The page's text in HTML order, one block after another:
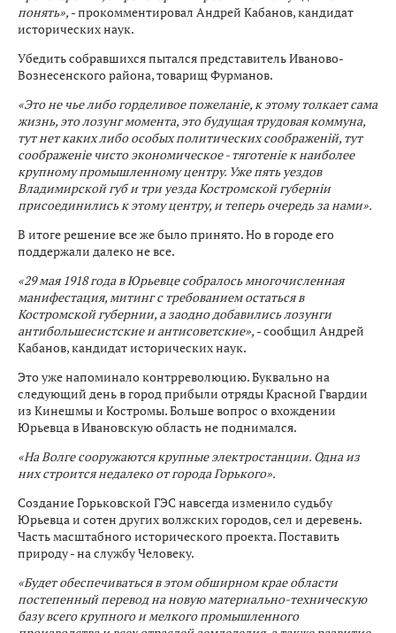
понять», - прокомментировал Андрей Кабанов, кандидат
исторических наук.
Убедить собравшихся пытался представитель Иваново-
Вознесенского района, товарищ Фурманов.
«Это не чье либо горделивое пожеланiе, к этому толкает сама
жизнь, это лозунг момента, это будущая трудовая коммуна,
тут нет каких либо особых политических соображенiй, тут
соображенiе чисто экономическое - тяготенiе к наиболее
крупному промышленному центру. Уже пять уездов
Владимирской губ и три уезда Костромской губернiи
присоединились к этому центру, и теперь очередь за нами».
В итоге решение все же было принято. Но в городе его
поддержали далеко не все.
«29 мая 1918 года в Юрьевце собралось многочисленная
манифестация, митинг с требованием остаться в
Костромской губернии, а заодно добавились лозунги
антибольшесистские и антисоветские», - сообщил Андрей
Кабанов, кандидат исторических наук.
Это уже напоминало контрреволюцию. Буквально на
следующий день в город прибыли отряды Красной Гвардии
из Кинешмы и Костромы. Больше вопрос о вхождении
Юрьевца в Ивановскую область не поднимался.
«На Волге сооружаются крупные электростанции. Одна из
них строится недалеко от города Горького».
Создание Горьковской ГЭС навсегда изменило судьбу
Юрьевца и сотен других волжских городов, сел и деревень.
Часть масштабного исторического проекта. Поставить
природу - на службу Человеку.
«Будет обеспечиваться в этом обширном крае области
постепенный перевод на новую материально-техническую
базу всего крупного и мелкого промышленного